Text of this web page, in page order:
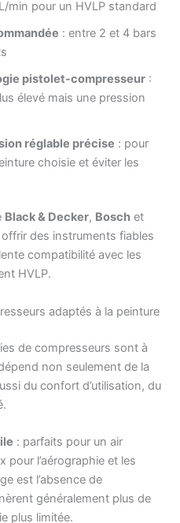
min pour un HVLP standard
: entre 2 et 4 bars
pistolet-compresseur :
élevé mais une pression
réglable précise : pour
choisie et éviter les
Black & Decker, Bosch et
des instruments fiables
compatibilité avec les
HVLP.
adaptés à la peinture
de compresseurs sont à
non seulement de la
du confort d’utilisation, du
: parfaits pour un air
pour l’aérographie et les
est l’absence de
généralement plus de
plus limitée.